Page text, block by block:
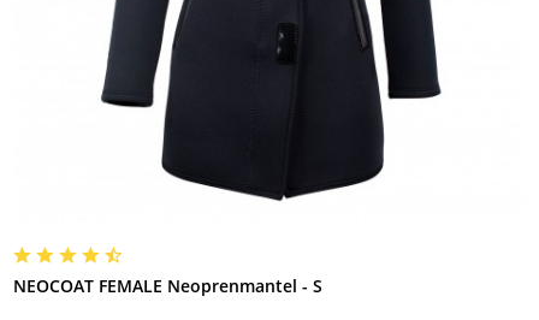
NEOCOAT FEMALE Neoprenmantel - S